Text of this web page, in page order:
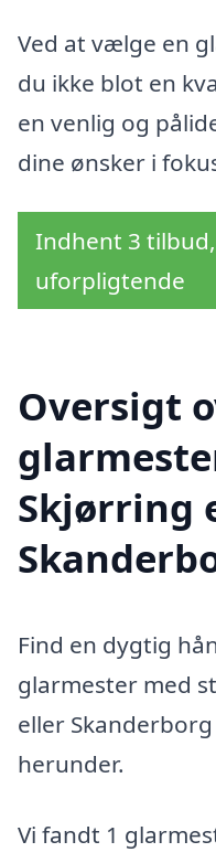
Ved at vælge en
du ikke blot en
en venlig og
dine ønsker i
Indhent 3
uforpligtende
Oversigt
Skjørring
Find en dygtig
glarmester med
eller
herunder.
Vi fandt 1